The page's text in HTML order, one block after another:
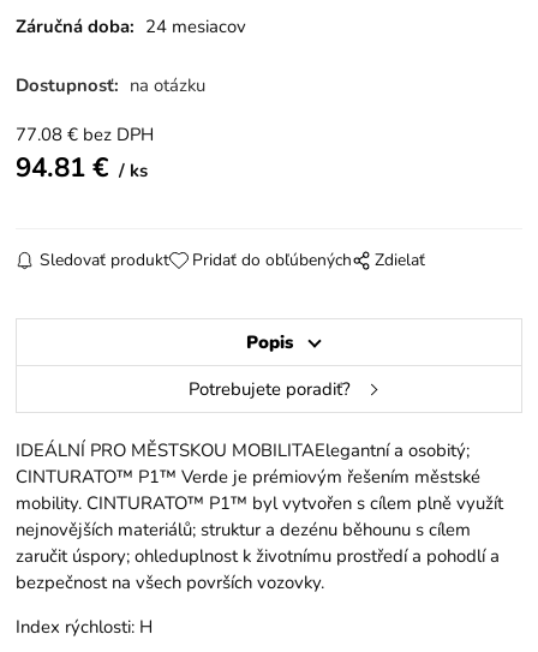
Záručná doba: 24 mesiacov
Dostupnosť: na otázku
77.08 € bez DPH
94.81€ ks
Sledovať produkt Pridať do obľúbených Zdielať
Popis
Potrebujete poradiť?
IDEÁLNÍ PRO MĚSTSKOU MOBILITA​Elegantní a osobitý;
CINTURATO™ P1™ Verde je prémiovým řešením městské
mobility. CINTURATO™ P1™ byl vytvořen s cílem plně využít
nejnovějších materiálů; struktur a dezénu běhounu s cílem
zaručit úspory; ohleduplnost k životnímu prostředí a pohodlí a
bezpečnost na všech površích vozovky.
Index rýchlosti: H